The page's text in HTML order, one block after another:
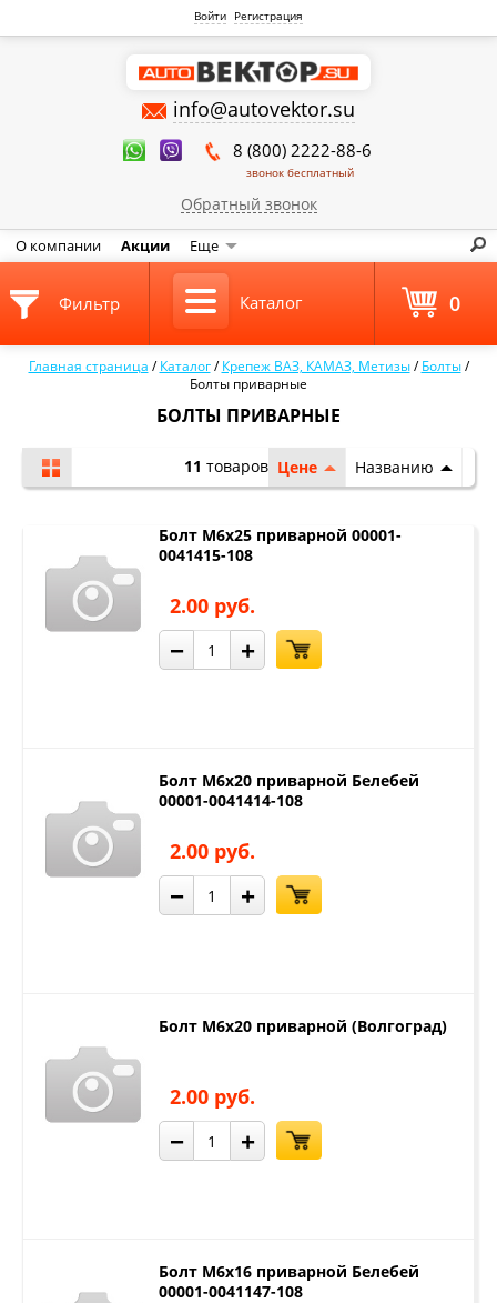
Войти Регистрация
info@autovektor.su
8 (800) 2222-88-6
звонок бесплатный
Обратный звонок
О компании Акции Еще
Главная страница /Каталог /Крепеж ВАЗ, КАМАЗ, Метизы /Болты /
Болты приварные
БОЛТЫ ПРИВАРНЫЕ
Цене Названию
11 товаров
Болт М6х25 приварной 00001-
0041415-108
2.00 руб.
− +
Болт М6х20 приварной Белебей
00001-0041414-108
2.00 руб.
− +
Болт М6х20 приварной (Волгоград)
2.00 руб.
− +
Болт М6х16 приварной Белебей
00001-0041147-108
Фильтр Каталог 0